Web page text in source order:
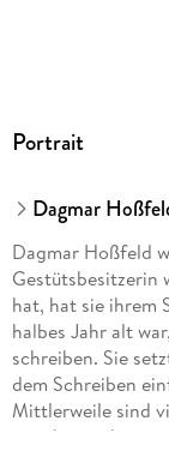
Portrait
Dagmar
Dagmar Hoßfeld
Gestütsbesitzerin
hat, hat sie ihrem
halbes Jahr alt
schreiben. Sie
dem Schreiben
Mittlerweile sind
von ihr